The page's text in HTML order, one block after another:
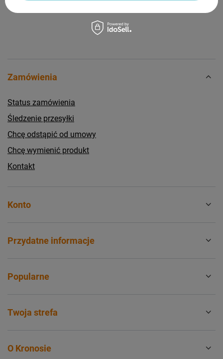
Zamówienia
Status zamówienia
Śledzenie przesyłki
Chcę odstąpić od umowy
Chcę wymienić produkt
Kontakt
Konto
Przydatne informacje
Popularne
Twoja strefa
O Kronosie